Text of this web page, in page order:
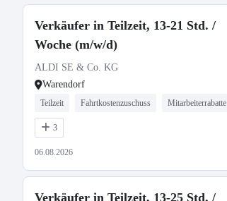
Verkäufer in Teilzeit, 13-21 Std. /
Woche (m/w/d)
ALDI SE & Co. KG
Warendorf
Teilzeit Fahrtkostenzuschuss Mitarbeiterrabatte
3
06.08.2026
Verkäufer in Teilzeit, 13-25 Std. /